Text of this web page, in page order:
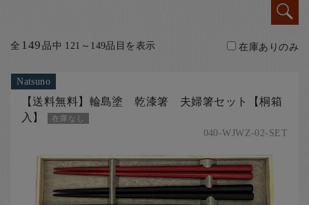
店舗紹介
お問い合わせ
お知らせ
箸ブログ
全 149品中 121～149品目を表示 在庫ありのみ
Natsuno
【送料無料】輪島塗 乾漆箸 夫婦箸セット【桐箱
入】
在庫なし
040-WJWZ-02-SET